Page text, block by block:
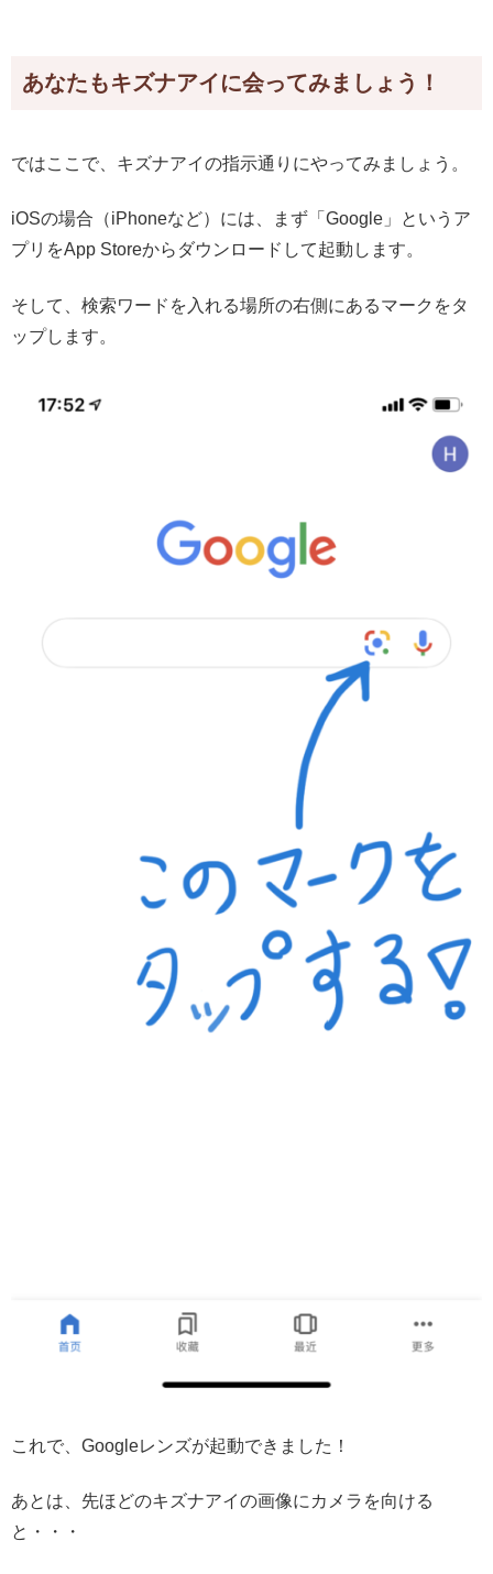
あなたもキズナアイに会ってみましょう！
ではここで、キズナアイの指示通りにやってみましょう。
iOSの場合（iPhoneなど）には、まず「Google」というア
プリをApp Storeからダウンロードして起動します。
そして、検索ワードを入れる場所の右側にあるマークをタ
ップします。
これで、Googleレンズが起動できました！
あとは、先ほどのキズナアイの画像にカメラを向ける
と・・・